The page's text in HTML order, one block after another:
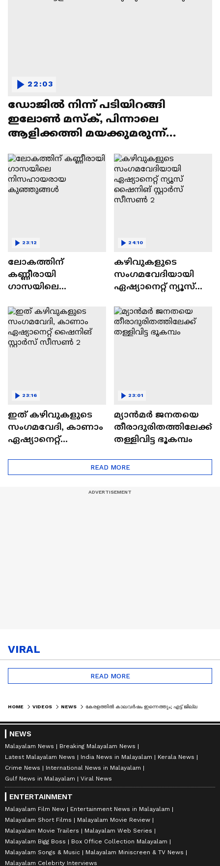
ഡോജിൽ നിന്ന് പടിയിറങ്ങി
ഇലോൺ മസ്ക്, പിന്നാലെ
ആളിക്കത്തി മയക്കുമരുന്ന്
22:03
ലോകത്തിന്
കണ്ണീരായി
ഗാസയിലെ
കുഞ്ഞുങ്ങൾ
23:12
കഴിവുകളുടെ
സംഗമവേദിയായി
ഏഷ്യാനെറ്റ് ന്യൂസ്
സീസൺ 2
24:10
ഇത് കഴിവുകളുടെ
സംഗമവേദി, കാണാം
ഏഷ്യാനെറ്റ്
23:16
മ്യാൻമർ ജനതയെ
തീരാദുരിതത്തിലേക്ക്
തള്ളിവിട്ട ഭൂകമ്പം
23:01
READ MORE
VIRAL
READ MORE
HOME VIDEOS NEWS
NEWS
Malayalam News
Breaking Malayalam News
Latest Malayalam News
India News in Malayalam
Kerala News
Crime News
International News in Malayalam
Gulf News in Malayalam
Viral News
ENTERTAINMENT
Malayalam Film New
Entertainment News in Malayalam
Malayalam Short Films
Malayalam Movie Review
Malayalam Movie Trailers
Malayalam Web Series
Malayalam Bigg Boss
Box Office Collection Malayalam
Malayalam Songs & Music
Malayalam Miniscreen & TV News
Malayalam Celebrity Interviews